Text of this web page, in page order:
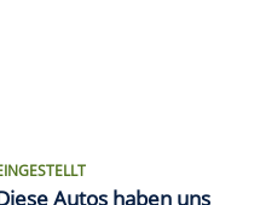
Autos haben uns